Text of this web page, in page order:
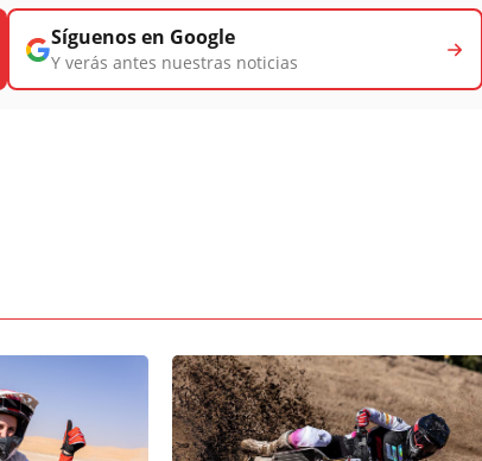
Síguenos en Google
Y verás antes nuestras noticias